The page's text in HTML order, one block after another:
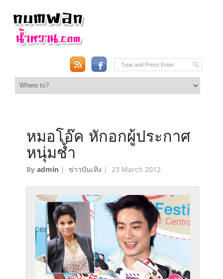
หมอโอ๊ค หักอกผู้ประกาศ
หนุ่มช้ำ
Byadmin |ข่าวบันเทิง |23 March 2012